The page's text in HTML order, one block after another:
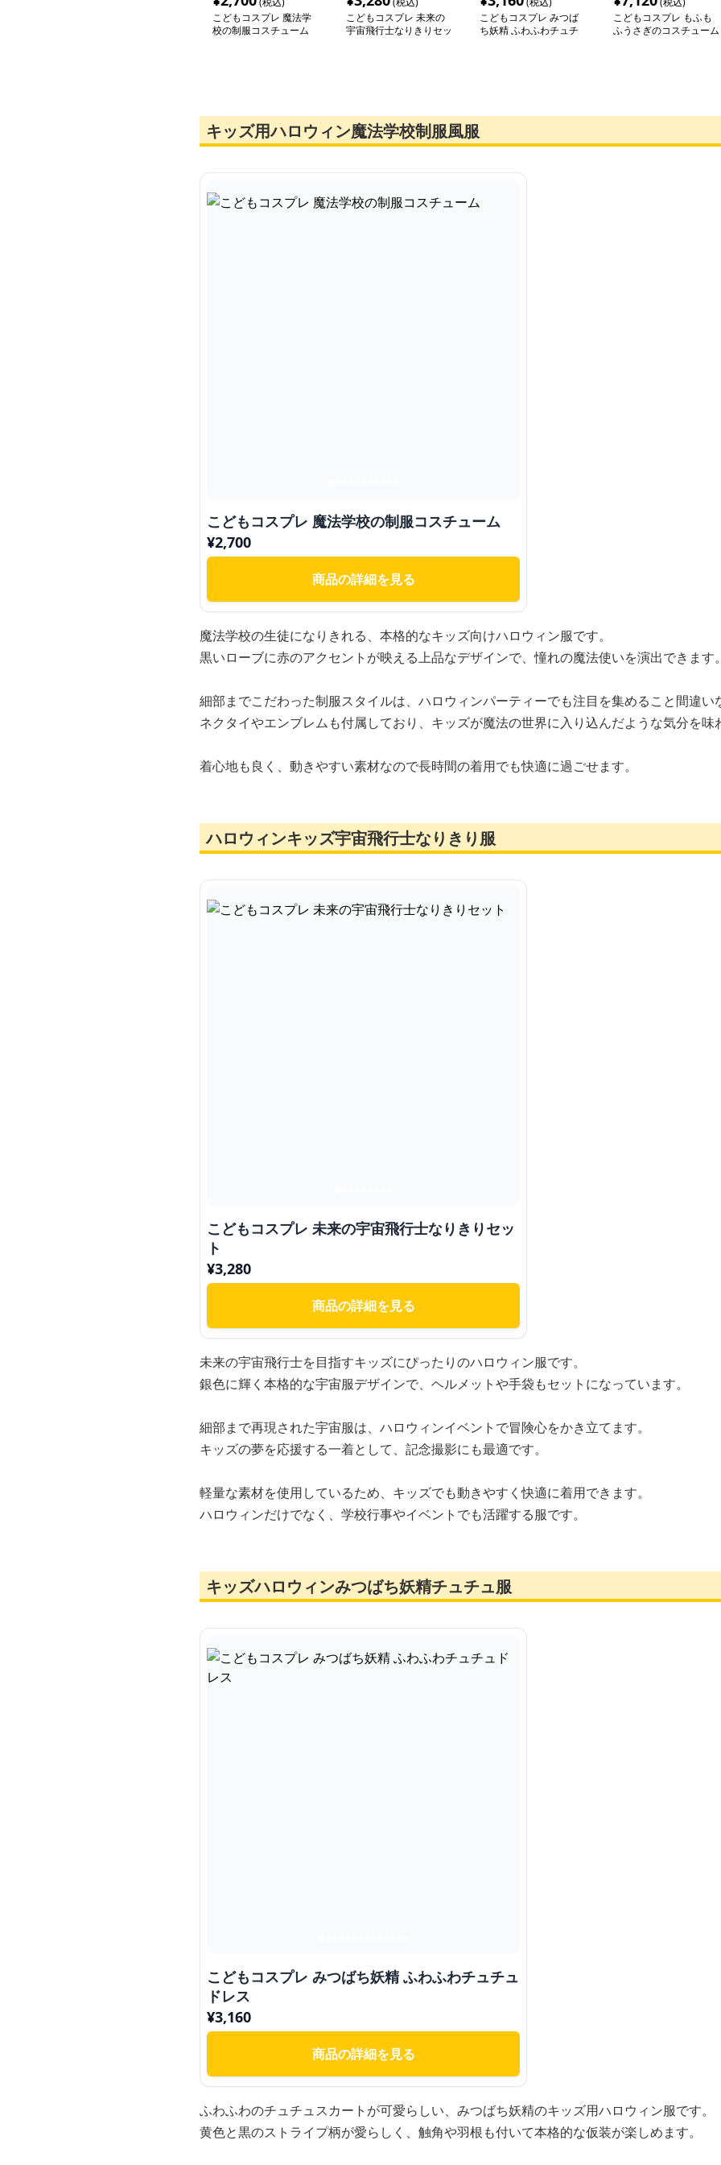
こどもコスプレ 魔法学
校の制服コスチューム
こどもコスプレ 未来の
宇宙飛行士なりきりセッ
こどもコスプレ みつば
ち妖精 ふわふわチュチ
こどもコスプレ もふも
ふうさぎのコスチューム
キッズ用ハロウィン魔法学校制服風服
こどもコスプレ 魔法学校の制服コスチューム
¥2,700
商品の詳細を見る
魔法学校の生徒になりきれる、本格的なキッズ向けハロウィン服です。
黒いローブに赤のアクセントが映える上品なデザインで、憧れの魔法使いを演出できます。
細部までこだわった制服スタイルは、ハロウィンパーティーでも注目を集めること間違い
ネクタイやエンブレムも付属しており、キッズが魔法の世界に入り込んだような気分を味
着心地も良く、動きやすい素材なので長時間の着用でも快適に過ごせます。
ハロウィンキッズ宇宙飛行士なりきり服
こどもコスプレ 未来の宇宙飛行士なりきりセッ
ト
¥3,280
商品の詳細を見る
未来の宇宙飛行士を目指すキッズにぴったりのハロウィン服です。
銀色に輝く本格的な宇宙服デザインで、ヘルメットや手袋もセットになっています。
細部まで再現された宇宙服は、ハロウィンイベントで冒険心をかき立てます。
キッズの夢を応援する一着として、記念撮影にも最適です。
軽量な素材を使用しているため、キッズでも動きやすく快適に着用できます。
ハロウィンだけでなく、学校行事やイベントでも活躍する服です。
キッズハロウィンみつばち妖精チュチュ服
こどもコスプレ みつばち妖精 ふわふわチュチュ
ドレス
¥3,160
商品の詳細を見る
ふわふわのチュチュスカートが可愛らしい、みつばち妖精のキッズ用ハロウィン服です。
黄色と黒のストライプ柄が愛らしく、触角や羽根も付いて本格的な仮装が楽しめます。